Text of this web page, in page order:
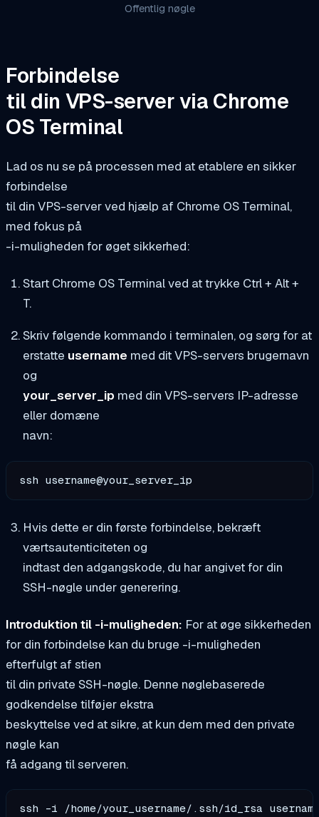
Offentlig nøgle
Forbindelse
til din VPS-server via Chrome
OS Terminal
Lad os nu se på processen med at etablere en sikker
forbindelse
til din VPS-server ved hjælp af Chrome OS Terminal,
med fokus på
-i-muligheden for øget sikkerhed:
Start Chrome OS Terminal ved at trykke Ctrl + Alt +
T.
Skriv følgende kommando i terminalen, og sørg for at
erstatte username med dit VPS-servers brugernavn
og
your_server_ip med din VPS-servers IP-adresse
eller domæne
navn:
ssh username@your_server_ip
Hvis dette er din første forbindelse, bekræft
værtsautenticiteten og
indtast den adgangskode, du har angivet for din
SSH-nøgle under generering.
Introduktion til -i-muligheden: For at øge sikkerheden
for din forbindelse kan du bruge -i-muligheden
efterfulgt af stien
til din private SSH-nøgle. Denne nøglebaserede
godkendelse tilføjer ekstra
beskyttelse ved at sikre, at kun dem med den private
nøgle kan
få adgang til serveren.
ssh -i /home/your_username/.ssh/id_rsa